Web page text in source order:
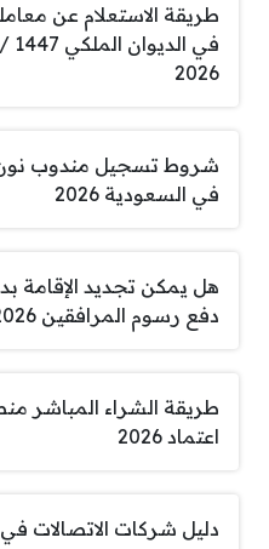
طريقة الاستعلام عن
في الديوان الملكي 1447 /
2026
شروط تسجيل مندوب
في السعودية 2026
هل يمكن تجديد الإقامة
دفع رسوم المرافقين 2026
طريقة الشراء المباشر
اعتماد 2026
دليل شركات الاتصالات في